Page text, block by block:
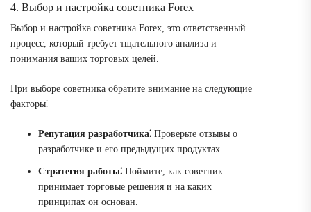
4. Выбор и настройка советника Forex
Выбор и настройка советника Forex, это ответственный
процесс, который требует тщательного анализа и
понимания ваших торговых целей.
При выборе советника обратите внимание на следующие
факторы⁚
Репутация разработчика⁚ Проверьте отзывы о
разработчике и его предыдущих продуктах.
Стратегия работы⁚ Поймите, как советник
принимает торговые решения и на каких
принципах он основан.